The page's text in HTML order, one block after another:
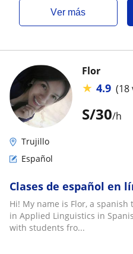
ver más
S/30/h
Flor
★ 4.9 (18
Trujillo
Español
Clases de español en
Hi! My name is Flor, a
in Applied Linguistics in
with students fro...